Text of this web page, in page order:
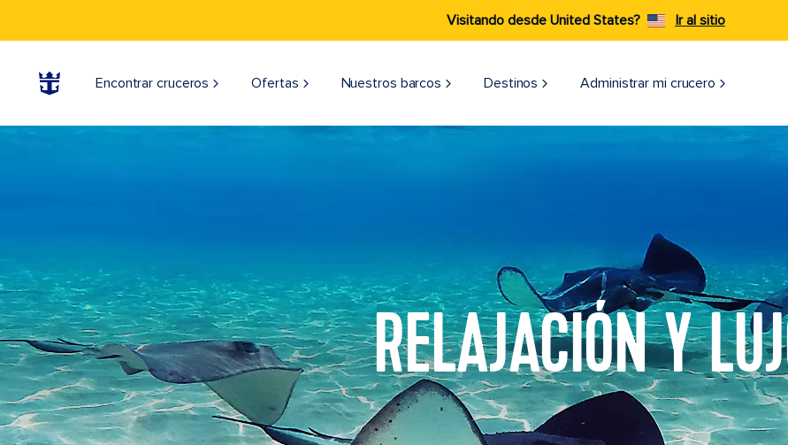
Visitando desde United States? Ir al sitio
Encontrar cruceros Ofertas Nuestros barcos Destinos Administrar mi crucero
RELAJACIÓN Y